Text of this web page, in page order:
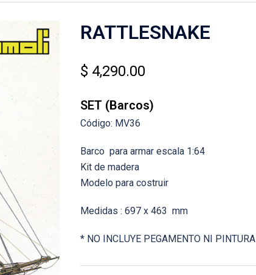
RATTLESNAKE
$ 4,290.00
SET (Barcos)
Código: MV36
Barco para armar escala 1:64
Kit de madera
Modelo para costruir
Medidas : 697 x 463 mm
* NO INCLUYE PEGAMENTO NI PINTURA